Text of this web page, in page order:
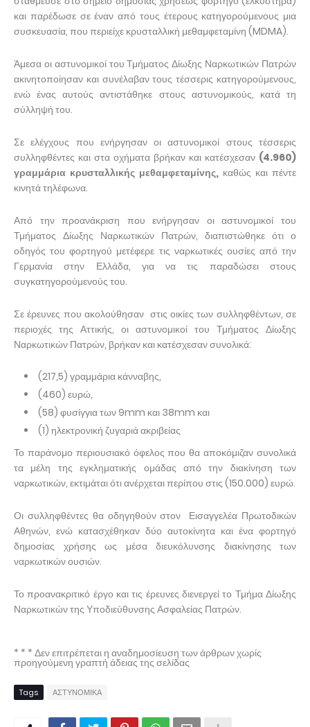
και παρέδωσε σε έναν από τους έτερους κατηγορούμενους μια
συσκευασία, που περιείχε κρυσταλλική μεθαμφεταμίνη (MDMA).
Άμεσα οι αστυνομικοί του Τμήματος Δίωξης Ναρκωτικών Πατρών
ακινητοποίησαν και συνέλαβαν τους τέσσερις κατηγορούμενους,
ενώ ένας αυτούς αντιστάθηκε στους αστυνομικούς, κατά τη
σύλληψή του.
Σε ελέγχους που ενήργησαν οι αστυνομικοί στους τέσσερις
συλληφθέντες και στα οχήματα βρήκαν και κατέσχεσαν (4.960)
γραμμάρια κρυσταλλικής μεθαμφεταμίνης, καθώς και πέντε
κινητά τηλέφωνα.
Από την προανάκριση που ενήργησαν οι αστυνομικοί του
Τμήματος Δίωξης Ναρκωτικών Πατρών, διαπιστώθηκε ότι ο
οδηγός του φορτηγού μετέφερε τις ναρκωτικές ουσίες από την
Γερμανία στην Ελλάδα, για να τις παραδώσει στους
συγκατηγορούμενούς του.
Σε έρευνες που ακολούθησαν στις οικίες των συλληφθέντων, σε
περιοχές της Αττικής, οι αστυνομικοί του Τμήματος Δίωξης
Ναρκωτικών Πατρών, βρήκαν και κατέσχεσαν συνολικά:
(217,5) γραμμάρια κάνναβης,
(460) ευρώ,
(58) φυσίγγια των 9mm και 38mm και
(1) ηλεκτρονική ζυγαριά ακριβείας
Το παράνομο περιουσιακό όφελος που θα αποκόμιζαν συνολικά
τα μέλη της εγκληματικής ομάδας από την διακίνηση των
ναρκωτικών, εκτιμάται ότι ανέρχεται περίπου στις (150.000) ευρώ.
Οι συλληφθέντες θα οδηγηθούν στον Εισαγγελέα Πρωτοδικών
Αθηνών, ενώ κατασχέθηκαν δύο αυτοκίνητα και ένα φορτηγό
δημοσίας χρήσης ως μέσα διευκόλυνσης διακίνησης των
ναρκωτικών ουσιών.
Το προανακριτικό έργο και τις έρευνες διενεργεί το Τμήμα Δίωξης
Ναρκωτικών της Υποδιεύθυνσης Ασφαλείας Πατρών.
* * * Δεν επιτρέπεται η αναδημοσίευση των άρθρων χωρίς
προηγούμενη γραπτή άδειας της σελίδας
Tags ΑΣΤΥΝΟΜΙΚΑ